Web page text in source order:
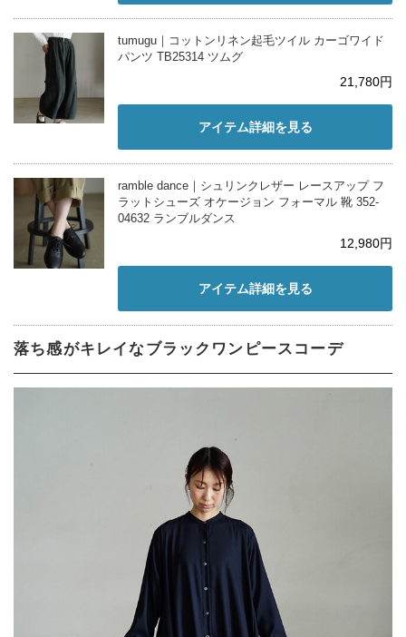
tumugu｜コットンリネン起毛ツイル カーゴワイド
パンツ TB25314 ツムグ
21,780円
アイテム詳細を見る
ramble dance｜シュリンクレザー レースアップ フ
ラットシューズ オケージョン フォーマル 靴 352-
04632 ランブルダンス
12,980円
アイテム詳細を見る
落ち感がキレイなブラックワンピースコーデ